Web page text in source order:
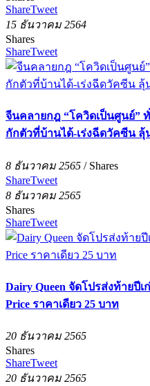
ShareTweet
15 ธันวาคม 2564
Shares
ShareTweet
จีนคลายกฎ “โควิดเป็นศูนย์”
กักตัวที่บ้านได้-เร่งฉีดวัคซีน ลุ้
8 ธันวาคม 2565 / Shares
ShareTweet
8 ธันวาคม 2565
Shares
ShareTweet
Dairy Queen จัดโปรส่งท้ายปี
Price ราคาเดียว 25 บาท
20 ธันวาคม 2565
Shares
ShareTweet
20 ธันวาคม 2565